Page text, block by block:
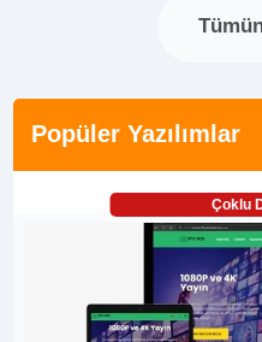
Popüler Yazılımlar
Çoklu